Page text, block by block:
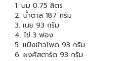
1. นม 0.75 ลิตร
2. น้ำตาล 187 กรัม
3. เนย 93 กรัม
4. ไข่ 3 ฟอง
5. แป้งข้าวโพด 93 กรัม
6. ผงคัสตาร์ด 93 กรัม